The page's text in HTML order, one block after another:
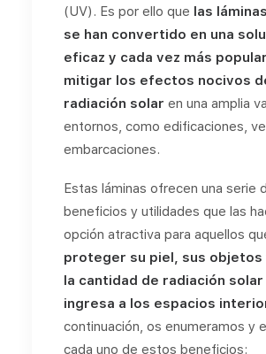
(UV). Es por ello que las
se han convertido en una
eficaz y cada vez más
mitigar los efectos nocivos
radiación solar en una amplia
entornos, como edificaciones,
embarcaciones.
Estas láminas ofrecen una serie
beneficios y utilidades que las
opción atractiva para aquellos
proteger su piel, sus objetos
la cantidad de radiación solar
ingresa a los espacios
continuación, os enumeramos y
cada uno de estos beneficios: